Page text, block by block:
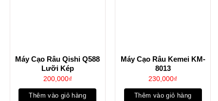
Máy Cạo Râu Qishi Q588
Lưỡi Kép
200,000₫
Thêm vào giỏ hàng
Máy Cạo Râu Kemei KM-
8013
230,000₫
Thêm vào giỏ hàng